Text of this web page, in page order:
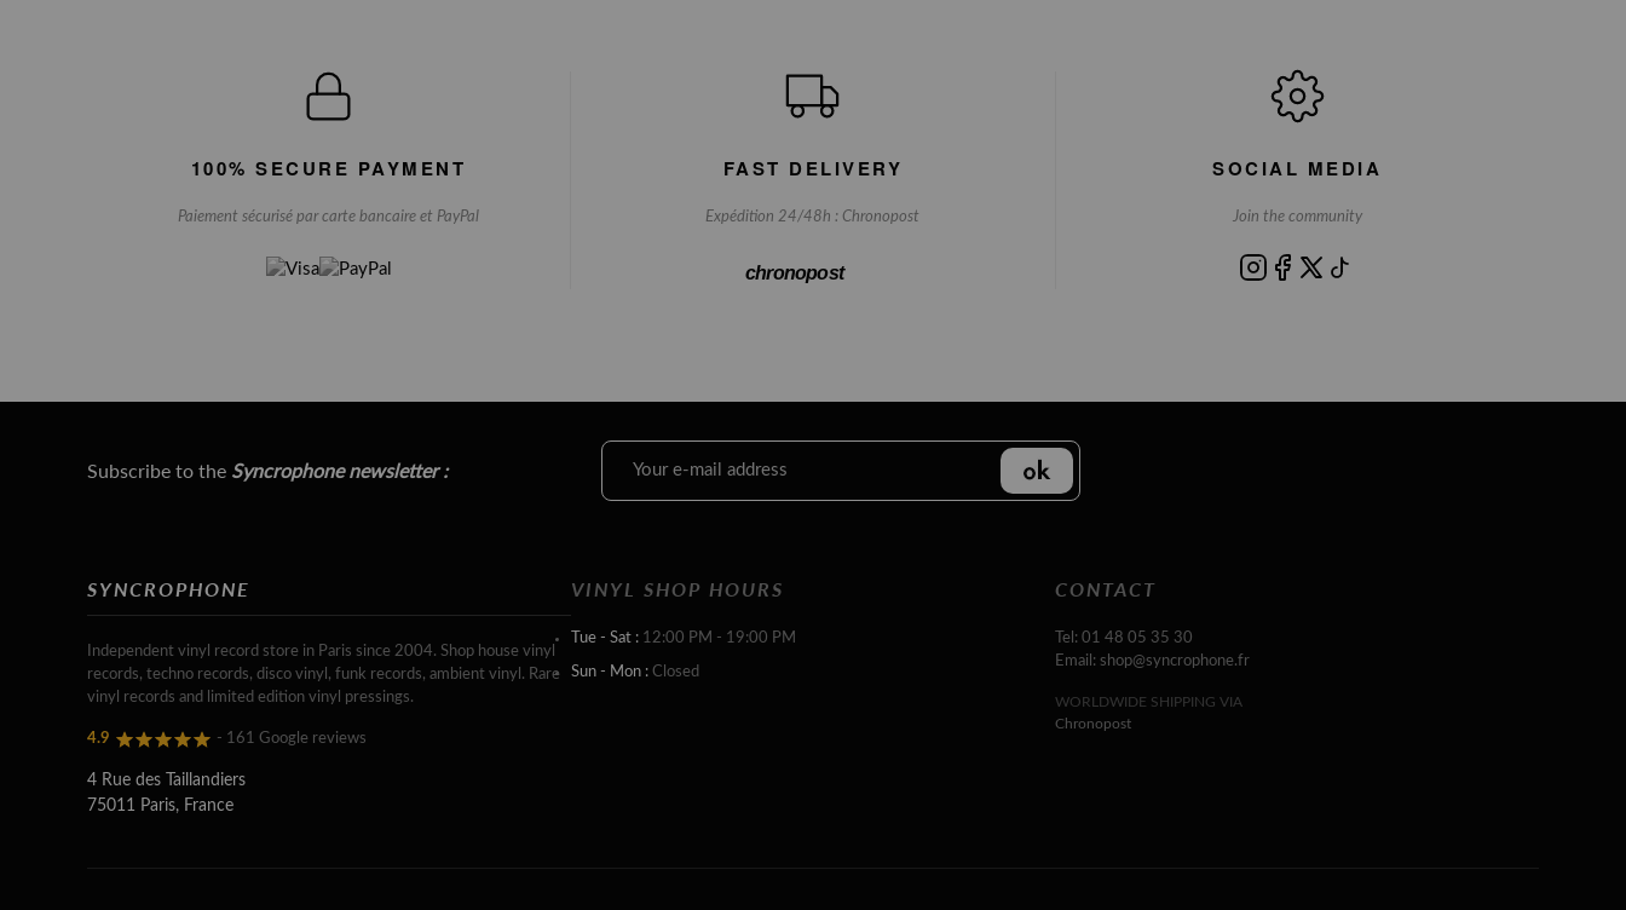
100% SECURE PAYMENT
Paiement sécurisé par carte bancaire et PayPal
FAST DELIVERY
Expédition 24/48h : Chronopost
chronopost
SOCIAL MEDIA
Join the community
Subscribe to the Syncrophone newsletter :
SYNCROPHONE
Independent vinyl record store in Paris since 2004. Shop house vinyl
records, techno records, disco vinyl, funk records, ambient vinyl. Rare
vinyl records and limited edition vinyl pressings.
4.9 - 161 Google reviews
4 Rue des Taillandiers
75011 Paris, France
VINYL SHOP HOURS
Tue - Sat : 12:00 PM - 19:00 PM
Sun - Mon : Closed
CONTACT
Tel: 01 48 05 35 30
Email: shop@syncrophone.fr
WORLDWIDE SHIPPING VIA
Chronopost